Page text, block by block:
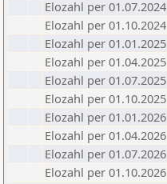
Elozahl per 01.07.2024
Elozahl per 01.10.2024
Elozahl per 01.01.2025
Elozahl per 01.04.2025
Elozahl per 01.07.2025
Elozahl per 01.10.2025
Elozahl per 01.01.2026
Elozahl per 01.04.2026
Elozahl per 01.07.2026
Elozahl per 01.10.2026